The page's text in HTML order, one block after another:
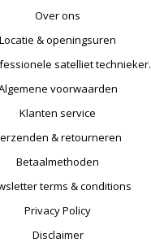
Over ons
Locatie & openingsuren
satelliet technieker.
voorwaarden
Klanten service
& retourneren
Betaalmethoden
terms & conditions
Privacy Policy
Disclaimer